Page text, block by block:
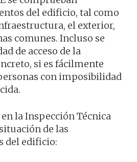
del edificio, tal como
el exterior,
comunes. Incluso se
de acceso de la
si es fácilmente
con imposibilidad
la Inspección Técnica
de las
del edificio: